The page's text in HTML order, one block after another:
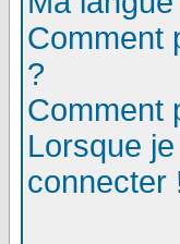
Comment
?
Comment
Lorsque
connecter